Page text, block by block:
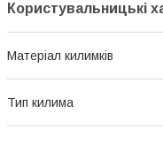
Користувальницькі
Матеріал килимків
Тип килима